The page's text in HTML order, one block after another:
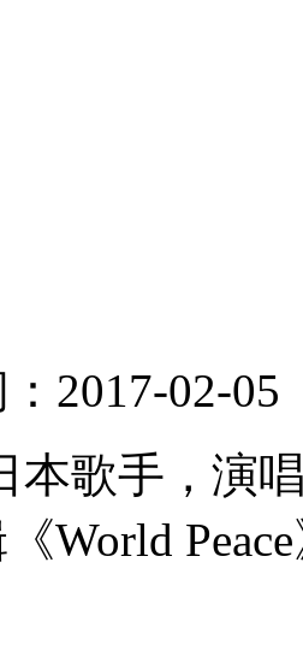
2017-02-05
本歌手，演
World